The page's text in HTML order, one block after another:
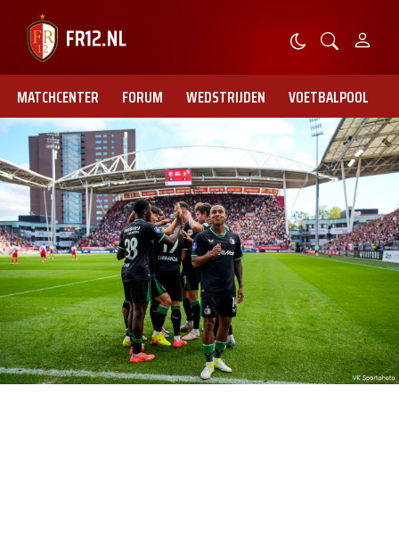
MATCHCENTER FORUM WEDSTRIJDEN VOETBALPOOL